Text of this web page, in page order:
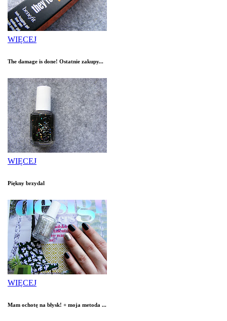
WIĘCEJ
The damage is done! Ostatnie zakupy...
WIĘCEJ
Piękny brzydal
WIĘCEJ
Mam ochotę na błysk! + moja metoda ...